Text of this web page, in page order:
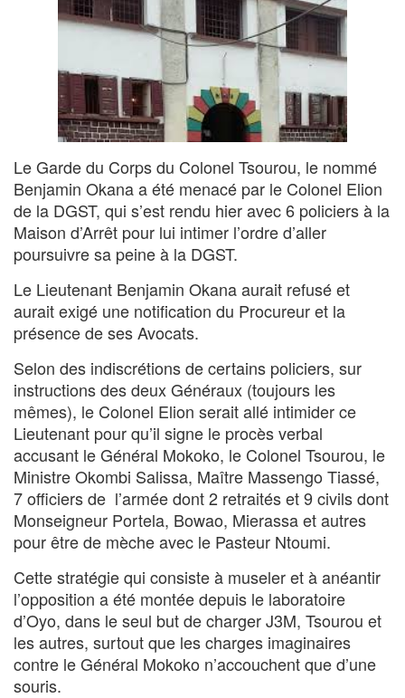
Le Garde du Corps du Colonel Tsourou, le nommé
Benjamin Okana a été menacé par le Colonel Elion
de la DGST, qui s’est rendu hier avec 6 policiers à la
Maison d’Arrêt pour lui intimer l’ordre d’aller
poursuivre sa peine à la DGST.
Le Lieutenant Benjamin Okana aurait refusé et
aurait exigé une notification du Procureur et la
présence de ses Avocats.
Selon des indiscrétions de certains policiers, sur
instructions des deux Généraux (toujours les
mêmes), le Colonel Elion serait allé intimider ce
Lieutenant pour qu’il signe le procès verbal
accusant le Général Mokoko, le Colonel Tsourou, le
Ministre Okombi Salissa, Maître Massengo Tiassé,
7 officiers de l’armée dont 2 retraités et 9 civils dont
Monseigneur Portela, Bowao, Mierassa et autres
pour être de mèche avec le Pasteur Ntoumi.
Cette stratégie qui consiste à museler et à anéantir
l’opposition a été montée depuis le laboratoire
d’Oyo, dans le seul but de charger J3M, Tsourou et
les autres, surtout que les charges imaginaires
contre le Général Mokoko n’accouchent que d’une
souris.